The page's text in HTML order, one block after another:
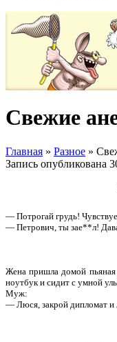
Свежие
Главная » Разное »
Запись опубликована
— Потрогай грудь!
— Петрович, ты зае**л!
Жена пришла домой
ноутбук и сидит с умной
Муж:
— Люся, закрой дипломат и